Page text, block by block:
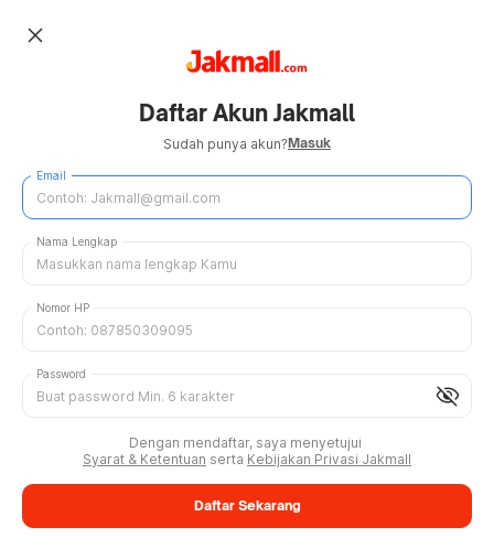
close
Daftar Akun Jakmall
Sudah punya akun?Masuk
Email
Nama Lengkap
Nomor HP
visibility_off
Password
Dengan mendaftar, saya menyetujui
Syarat & Ketentuan serta Kebijakan Privasi Jakmall
Daftar Sekarang